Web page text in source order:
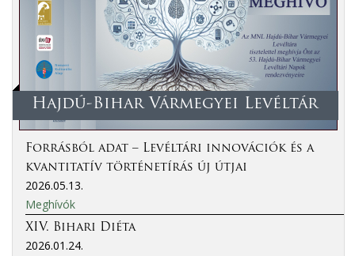
Hajdú-Bihar Vármegyei Levéltár
Forrásból adat – Levéltári innovációk és a
kvantitatív történetírás új útjai
2026.05.13.
Meghívók
XIV. Bihari Diéta
2026.01.24.